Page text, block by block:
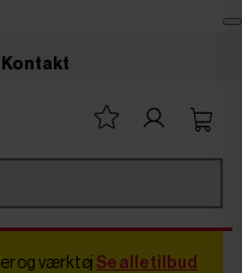
Kontakt
og værktøj Se alle tilbud